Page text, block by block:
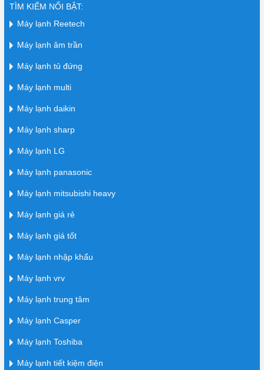
TÌM KIẾM NỔI BẬT:
Máy lạnh Reetech
Máy lạnh âm trần
Máy lạnh tủ đứng
Máy lạnh multi
Máy lạnh daikin
Máy lạnh sharp
Máy lạnh LG
Máy lạnh panasonic
Máy lạnh mitsubishi heavy
Máy lạnh giá rẻ
Máy lạnh giá tốt
Máy lạnh nhập khẩu
Máy lạnh vrv
Máy lạnh trung tâm
Máy lạnh Casper
Máy lạnh Toshiba
Máy lạnh tiết kiệm điện